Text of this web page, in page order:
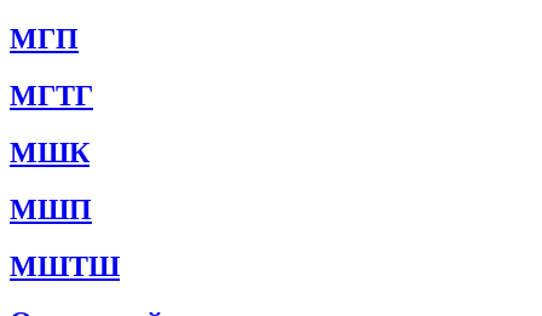
МГП
МГТГ
МШК
МШП
МШТШ